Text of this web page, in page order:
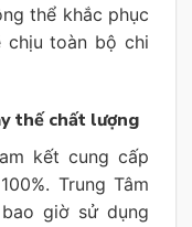
thể khắc phục
chịu toàn bộ chi
thế chất lượng
kết cung cấp
Trung Tâm
giờ sử dụng